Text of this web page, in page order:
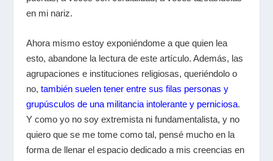
en mi nariz.
Ahora mismo estoy exponiéndome a que quien lea
esto, abandone la lectura de este artículo. Además, las
agrupaciones e instituciones religiosas, queriéndolo o
no, también suelen tener entre sus filas personas y
grupúsculos de una militancia intolerante y perniciosa.
Y como yo no soy extremista ni fundamentalista, y no
quiero que se me tome como tal, pensé mucho en la
forma de llenar el espacio dedicado a mis creencias en